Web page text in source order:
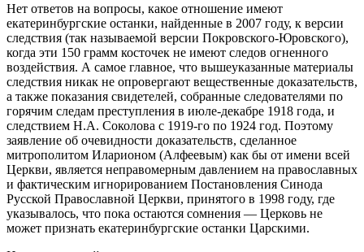
Нет ответов на вопросы, какое отношение имеют
екатеринбургские останки, найденные в 2007 году, к версии
следствия (так называемой версии Покровского-Юровского),
когда эти 150 грамм косточек не имеют следов огненного
воздействия. А самое главное, что вышеуказанные материалы
следствия никак не опровергают вещественные доказательств,
а также показания свидетелей, собранные следователями по
горячим следам преступления в июле-декабре 1918 года, и
следствием Н.А. Соколова с 1919-го по 1924 год. Поэтому
заявление об очевидности доказательств, сделанное
митрополитом Иларионом (Алфеевым) как бы от имени всей
Церкви, является неправомерным давлением на православных
и фактическим игнорированием Постановления Синода
Русской Православной Церкви, принятого в 1998 году, где
указывалось, что пока остаются сомнения — Церковь не
может признать екатеринбургские останки Царскими.